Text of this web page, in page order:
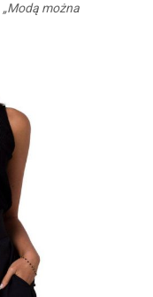
„Modą można